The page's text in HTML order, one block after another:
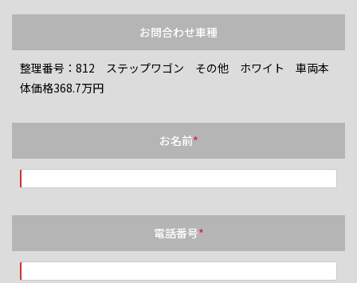
お問合わせ車種
整理番号：812 ステップワゴン その他 ホワイト 車両本
体価格368.7万円
お名前*
電話番号*